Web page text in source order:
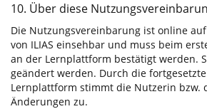
10. Über diese
Die Nutzungsvereinbarung ist online
von ILIAS einsehbar und muss beim
an der Lernplattform bestätigt werden.
geändert werden. Durch die
Lernplattform stimmt die Nutzerin bzw.
Änderungen zu.